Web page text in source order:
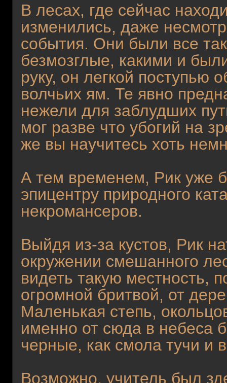
В лесах, где сейчас
изменились, даже
события. Они были все
безмозглые, какими и
руку, он легкой поступью
волчьих ям. Те явно
нежели для заблудших
мог разве что убогий на
же вы научитесь хоть
А тем временем, Рик уже
эпицентру природного
некромансеров.
Выйдя из-за кустов, Рик
окружении смешанного
видеть такую местность,
огромной бритвой, от
Маленькая степь,
именно от сюда в небеса
черные, как смола тучи и
Возможно, учитель был